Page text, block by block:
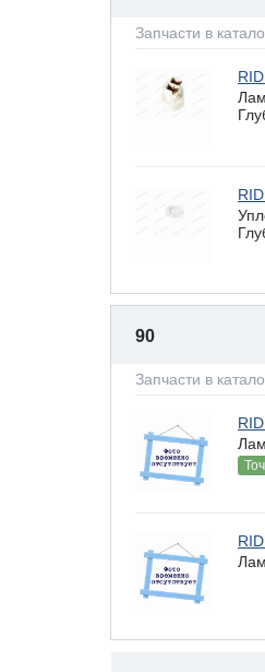
Запчасти в
90
Запчасти в